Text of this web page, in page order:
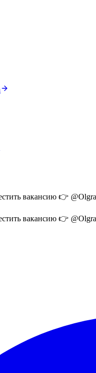
вакансию 👉
вакансию 👉